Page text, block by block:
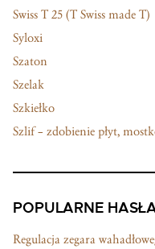
Swiss T 25 (T Swiss made T)
Syloxi
Szaton
Szelak
Szkiełko
Szlif – zdobienie płyt,
POPULARNE
Regulacja zegara